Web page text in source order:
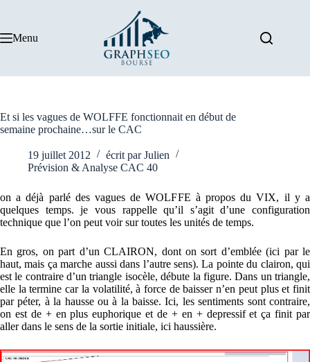
Menu
Et si les vagues de WOLFFE fonctionnait en début de
semaine prochaine…sur le CAC
19 juillet 2012 écrit par Julien
Prévision & Analyse CAC 40
on a déjà parlé des vagues de WOLFFE à propos du VIX, il y a
quelques temps. je vous rappelle qu’il s’agit d’une configuration
technique que l’on peut voir sur toutes les unités de temps.
En gros, on part d’un CLAIRON, dont on sort d’emblée (ici par le
haut, mais ça marche aussi dans l’autre sens). La pointe du clairon, qui
est le contraire d’un triangle isocèle, débute la figure. Dans un triangle,
elle la termine car la volatilité, à force de baisser n’en peut plus et finit
par péter, à la hausse ou à la baisse. Ici, les sentiments sont contraire,
on est de + en plus euphorique et de + en + depressif et ça finit par
aller dans le sens de la sortie initiale, ici haussière.